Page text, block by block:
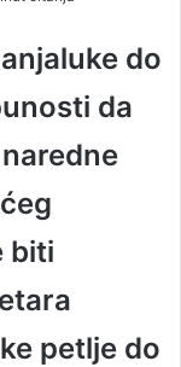
do
da
biti
petlje do